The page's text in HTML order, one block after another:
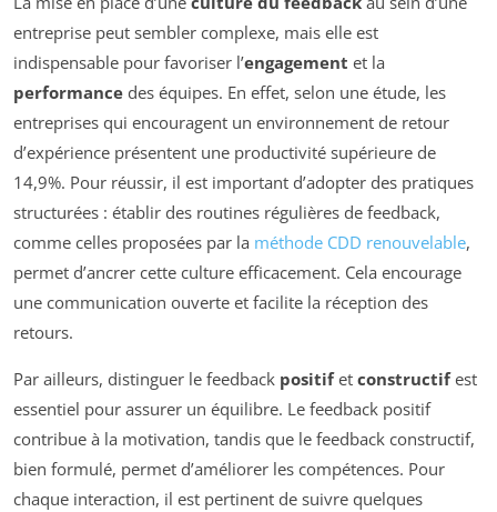
entreprise peut sembler complexe, mais elle est
indispensable pour favoriser l’engagement et la
performance des équipes. En effet, selon une étude, les
entreprises qui encouragent un environnement de retour
d’expérience présentent une productivité supérieure de
14,9%. Pour réussir, il est important d’adopter des pratiques
structurées : établir des routines régulières de feedback,
comme celles proposées par la méthode CDD renouvelable,
permet d’ancrer cette culture efficacement. Cela encourage
une communication ouverte et facilite la réception des
retours.
Par ailleurs, distinguer le feedback positifet constructifest
essentiel pour assurer un équilibre. Le feedback positif
contribue à la motivation, tandis que le feedback constructif,
bien formulé, permet d’améliorer les compétences. Pour
chaque interaction, il est pertinent de suivre quelques